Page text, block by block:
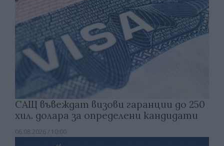
САЩ въвеждат визови гаранции до 250
хил. долара за определени кандидати
06.08.2026 / 10:00